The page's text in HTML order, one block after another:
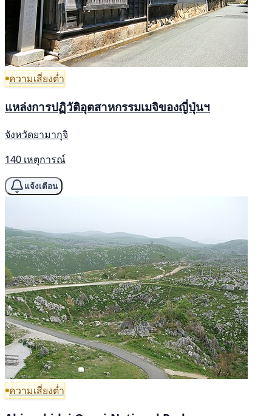
ความเสี่ยงต่ำ
แหล่งการปฏิวัติอุตสาหกรรมเมจิของญี่ปุ่นฯ
จังหวัดยามากุจิ
140 เหตุการณ์
แจ้งเตือน
ความเสี่ยงต่ำ